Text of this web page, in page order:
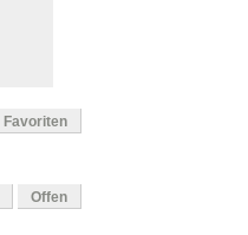
Favoriten
Offen